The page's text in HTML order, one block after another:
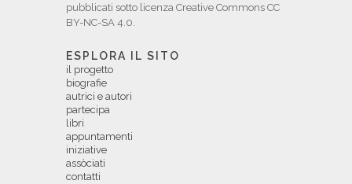
pubblicati sotto licenza Creative Commons CC
BY-NC-SA 4.0.
ESPLORA IL SITO
il progetto
biografie
autrici e autori
partecipa
libri
appuntamenti
iniziative
assòciati
contatti